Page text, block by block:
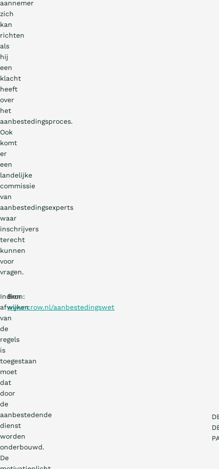
aannemer
zich
kan
richten
als
hij
een
klacht
heeft
over
het
aanbestedingsproces.
Ook
komt
er
een
landelijke
commissie
van
aanbestedingsexperts
waar
inschrijvers
terecht
kunnen
voor
vragen.
Indien
afwijken
van
de
regels
is
toegestaan
moet
dat
door
de
aanbestedende
dienst
worden
onderbouwd.
De
Bron:
www.crow.nl/aanbestedingswet